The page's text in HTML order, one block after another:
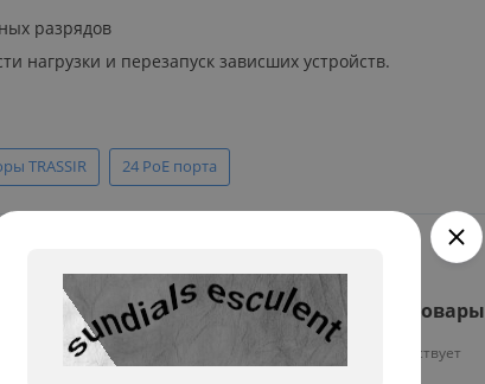
разрядов
нагрузки и перезапуск зависших устройств.
TRASSIR 24 PoE порта
работы
и тех.
Гарантия на все товары
На нашу продукцию действует
гарантия от 12 месяцев